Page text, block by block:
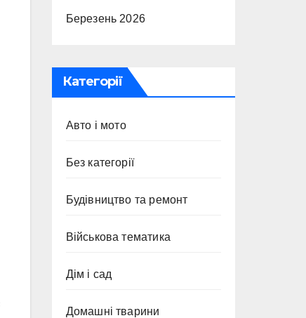
Березень 2026
Категорії
Авто і мото
Без категорії
Будівництво та ремонт
Військова тематика
Дім і сад
Домашні тварини